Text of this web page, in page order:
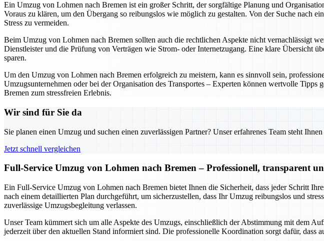
Ein Umzug von Lohmen nach Bremen ist ein großer Schritt, der sorgfältige Planung und
Voraus zu klären, um den Übergang so reibungslos wie möglich zu gestalten. Von der Suche nach
Stress zu vermeiden.
Beim Umzug von Lohmen nach Bremen sollten auch die rechtlichen Aspekte nicht vernachlässigt
Dienstleister und die Prüfung von Verträgen wie Strom- oder Internetzugang. Eine klare Übersicht
sparen.
Um den Umzug von Lohmen nach Bremen erfolgreich zu meistern, kann es sinnvoll sein,
Umzugsunternehmen oder bei der Organisation des Transportes – Experten können wertvolle
Bremen zum stressfreien Erlebnis.
Wir sind für Sie da
Sie planen einen Umzug und suchen einen zuverlässigen Partner? Unser erfahrenes Team steht
Jetzt schnell vergleichen
Full-Service Umzug von Lohmen nach Bremen – Professionell, transparent
Ein Full-Service Umzug von Lohmen nach Bremen bietet Ihnen die Sicherheit, dass jeder Schritt
nach einem detaillierten Plan durchgeführt, um sicherzustellen, dass Ihr Umzug reibungslos und
zuverlässige Umzugsbegleitung verlassen.
Unser Team kümmert sich um alle Aspekte des Umzugs, einschließlich der Abstimmung mit dem
jederzeit über den aktuellen Stand informiert sind. Die professionelle Koordination sorgt dafür, dass